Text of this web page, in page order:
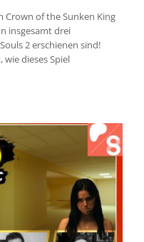
Crown of the Sunken King
insgesamt drei
2 erschienen sind!
dieses Spiel